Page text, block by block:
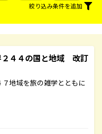
絞り込み条件を追加
４４の国と地域 改訂
７地域を旅の雑学とともに